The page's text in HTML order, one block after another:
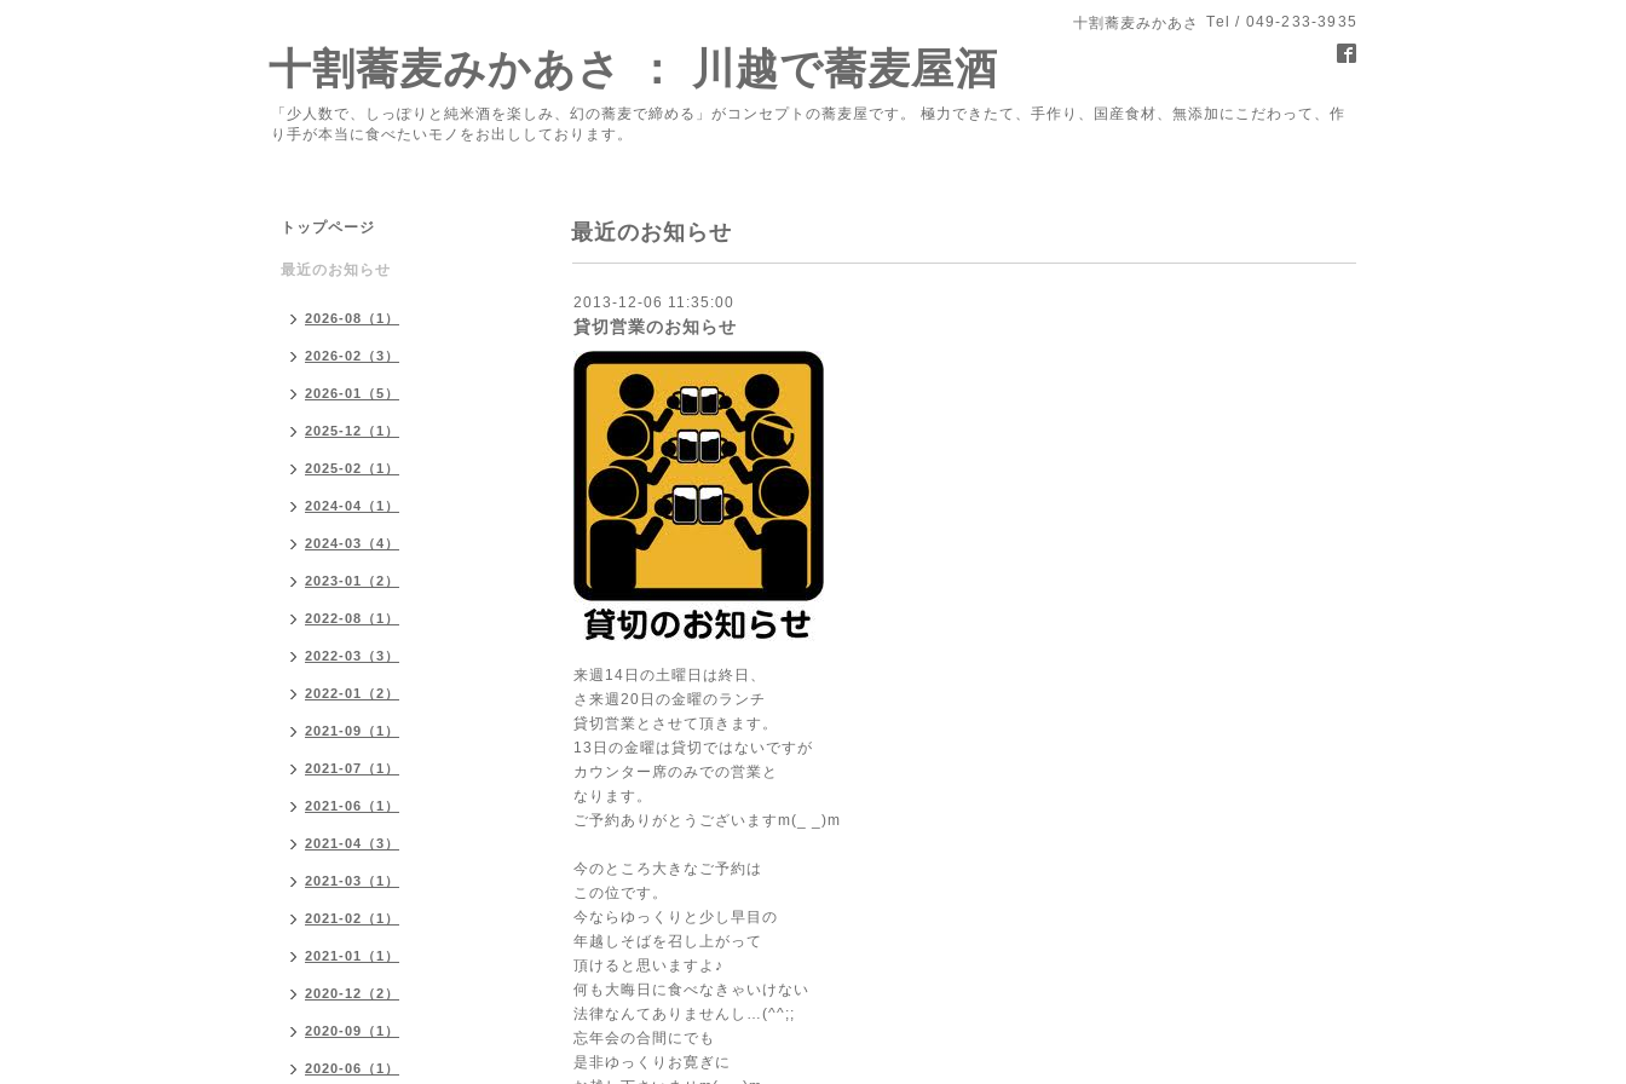
十割蕎麦みかあさ Tel / 049-233-3935
十割蕎麦みかあさ ： 川越で蕎麦屋酒
「少人数で、しっぽりと純米酒を楽しみ、幻の蕎麦で締める」がコンセプトの蕎麦屋です。 極力できたて、手作り、国産食材、無添加にこだわって、作
り手が本当に食べたいモノをお出ししております。
最近のお知らせ
2013-12-06 11:35:00
貸切営業のお知らせ
来週14日の土曜日は終日、
さ来週20日の金曜のランチ
貸切営業とさせて頂きます。
13日の金曜は貸切ではないですが
カウンター席のみでの営業と
なります。
ご予約ありがとうございますm(_ _)m
今のところ大きなご予約は
この位です。
今ならゆっくりと少し早目の
年越しそばを召し上がって
頂けると思いますよ♪
何も大晦日に食べなきゃいけない
法律なんてありませんし…(^^;;
忘年会の合間にでも
是非ゆっくりお寛ぎに
トップページ
最近のお知らせ
2026-08（1）
2026-02（3）
2026-01（5）
2025-12（1）
2025-02（1）
2024-04（1）
2024-03（4）
2023-01（2）
2022-08（1）
2022-03（3）
2022-01（2）
2021-09（1）
2021-07（1）
2021-06（1）
2021-04（3）
2021-03（1）
2021-02（1）
2021-01（1）
2020-12（2）
2020-09（1）
2020-06（1）